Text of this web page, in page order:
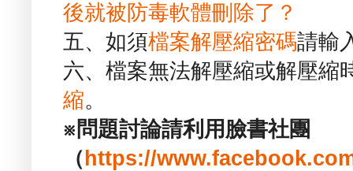
後就被防毒軟體刪除了？
五、如須檔案解壓縮密碼請輸
六、檔案無法解壓縮或解壓縮
縮。
※問題討論請利用臉書社團
（ https://